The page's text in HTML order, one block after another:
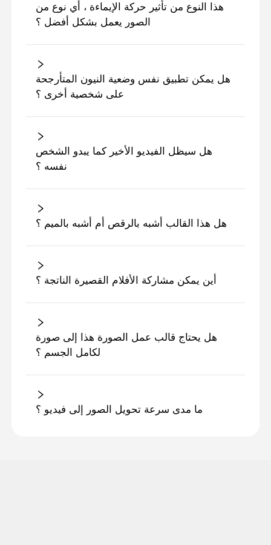
هذا النوع من تأثير حركة الإيماءة ، أي نوع من
الصور يعمل بشكل أفضل ؟
هل يمكن تطبيق نفس وضعية النيون المتأرجحة
على شخصية أخرى ؟
هل سيظل الفيديو الأخير كما يبدو الشخص
نفسه ؟
هل هذا القالب أشبه بالرقص أم أشبه بالميم ؟
أين يمكن مشاركة الأفلام القصيرة الناتجة ؟
هل يحتاج قالب عمل الصورة هذا إلى صورة
لكامل الجسم ؟
ما مدى سرعة تحويل الصور إلى فيديو ؟